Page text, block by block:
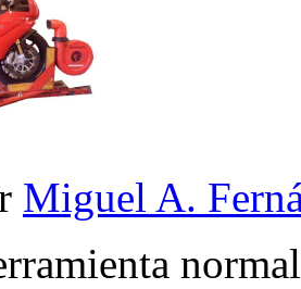
Miguel A.